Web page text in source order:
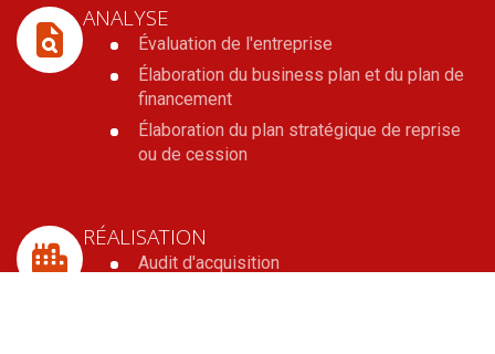
ANALYSE
Évaluation de l'entreprise
Élaboration du business plan et du plan de
financement
Élaboration du plan stratégique de reprise
ou de cession
RÉALISATION
Audit d'acquisition